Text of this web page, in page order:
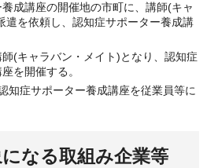
成講座の開催地の市町に、講師(キャ
遣を依頼し、認知症サポーター養成講
(キャラバン・メイト)となり、認知症
を開催する。
知症サポーター養成講座を従業員等に
なる取組み企業等